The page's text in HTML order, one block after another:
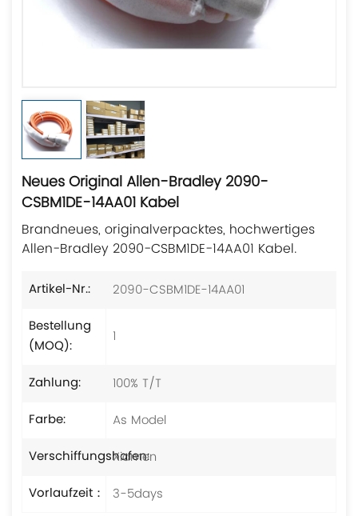
Neues Original Allen-Bradley 2090-
CSBM1DE-14AA01 Kabel
Brandneues, originalverpacktes, hochwertiges
Allen-Bradley 2090-CSBM1DE-14AA01 Kabel.
Artikel-Nr.:
2090-CSBM1DE-14AA01
Bestellung
(MOQ):
1
Zahlung:
100% T/T
Farbe:
As Model
Verschiffungshafen:
Xiamen
Vorlaufzeit：
3-5days